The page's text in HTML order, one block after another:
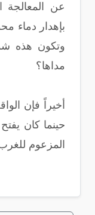
عن المعالجة
بإهدار دماء
وتكون هذه
مداها؟
أخيراً فإن
حينما كان
المزعوم